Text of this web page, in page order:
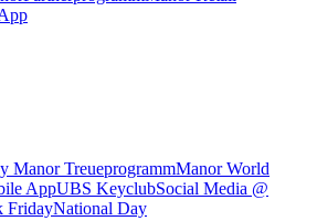
Manor TreueprogrammManor World
AppUBS KeyclubSocial Media @
FridayNational Day